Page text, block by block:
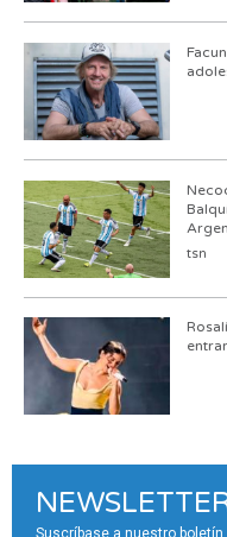
tsn
Suscríbase a nuestro